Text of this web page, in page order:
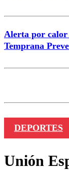
Alerta por calor
Temprana
DEPORTES
Unión